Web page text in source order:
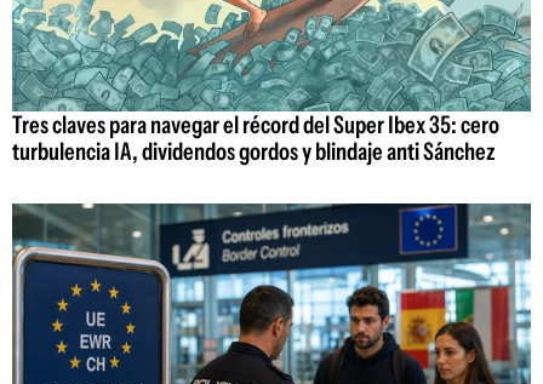
Tres claves para navegar el récord del Super Ibex 35: cero
turbulencia IA, dividendos gordos y blindaje anti Sánchez